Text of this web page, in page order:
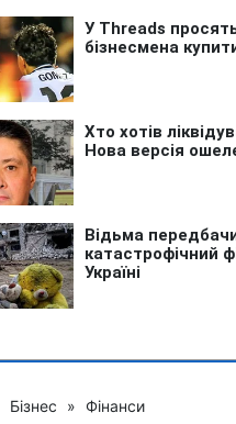
Бізнес » Фінанси